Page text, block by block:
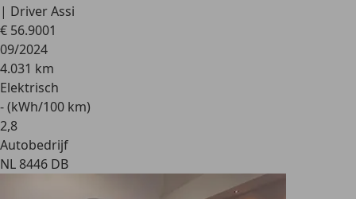
| Driver Assi
€ 56.9001
09/2024
4.031 km
Elektrisch
- (kWh/100 km)
2,8
Autobedrijf
NL 8446 DB